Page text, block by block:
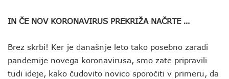
IN ČE NOV KORONAVIRUS PREKRIŽA NAČRTE …
Brez skrbi! Ker je današnje leto tako posebno zaradi
pandemije novega koronavirusa, smo zate pripravili
tudi ideje, kako čudovito novico sporočiti v primeru, da